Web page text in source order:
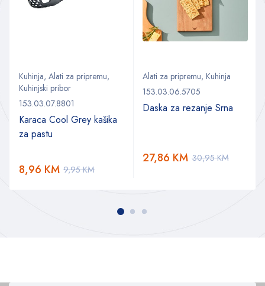
Kuhinja, Alati za pripremu,
Kuhinjski pribor
153.03.07.8801
Karaca Cool Grey kašika
za pastu
9,95KM
8,96 KM
Alati za pripremu, Kuhinja
153.03.06.5705
Daska za rezanje Srna
30,95KM
27,86 KM